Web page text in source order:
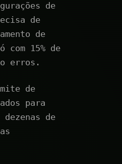
de
de
de
15% de
erros.
de
para
de